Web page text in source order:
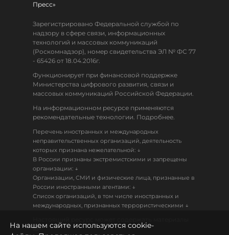
Пресс»
Зарегистрировано Федеральной службой по
надзору в сфере связи, информационных
технологий и массовых коммуникаций
(Роскомнадзор), номер свидетельства ЭЛ № ФС 77
- 65426 от 18.04.2016г.
Функционирует при финансовой поддержке
Министерства цифрового развития, связи и
массовых коммуникаций Российской Федерации.
На информационном ресурсе применяются
рекомендательные технологии. Подробнее.
Перечень иностранных и международных
неправительственных организаций, деятельность
которых признана нежелательной: ↓
В России признаны экстремистскими и запрещены
организации: ↓
Организации, СМИ и физические лица, признанные в
России иностранными агентами: ↓
Список организаций, в том числе иностранных и
международных, признанных террористическими ↓
18+
На нашем сайте используются cookie-